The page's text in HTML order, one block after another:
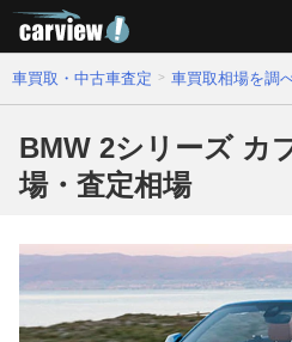
車買取・中古車査定 車買取相場を調
BMW 2シリーズ カ
場・査定相場